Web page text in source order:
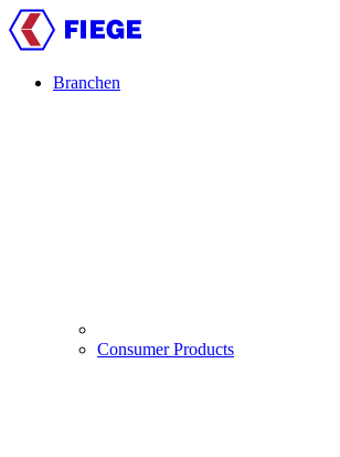
Direkt
zum
Branchen
Consumer Products